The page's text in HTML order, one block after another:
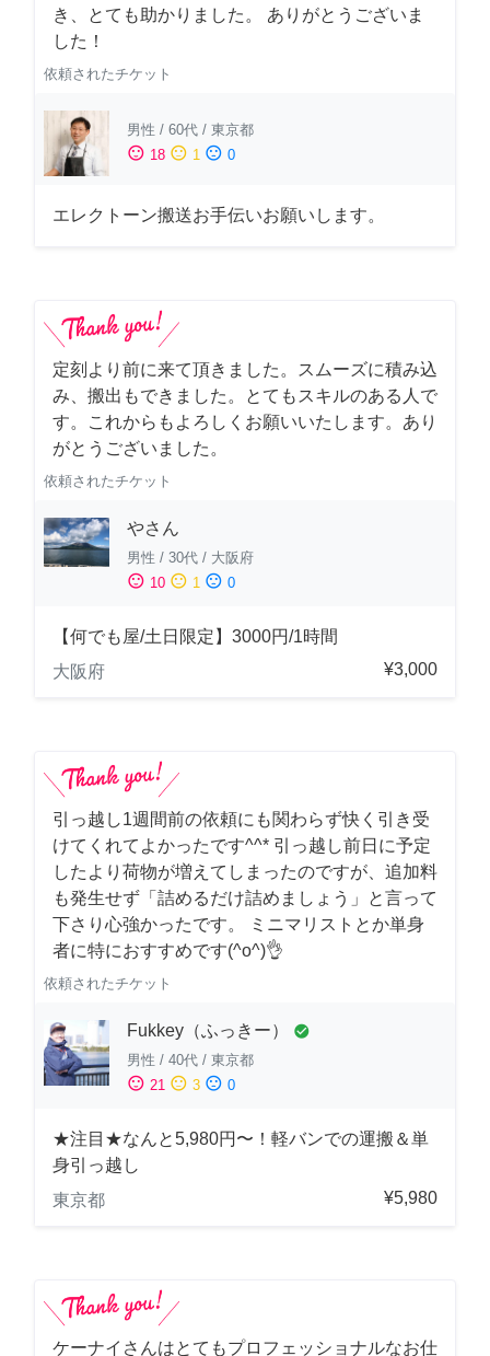
き、とても助かりました。 ありがとうございま
した！
依頼されたチケット
男性 / 60代 / 東京都
sentiment_satisfied 18 sentiment_neutral 1 sentiment_dissatisfied 0
エレクトーン搬送お手伝いお願いします。
定刻より前に来て頂きました。スムーズに積み込
み、搬出もできました。とてもスキルのある人で
す。これからもよろしくお願いいたします。あり
がとうございました。
依頼されたチケット
やさん
男性 / 30代 / 大阪府
sentiment_satisfied 10 sentiment_neutral 1 sentiment_dissatisfied 0
【何でも屋/土日限定】3000円/1時間
大阪府
¥3,000
引っ越し1週間前の依頼にも関わらず快く引き受
けてくれてよかったです^^* 引っ越し前日に予定
したより荷物が増えてしまったのですが、追加料
も発生せず「詰めるだけ詰めましょう」と言って
下さり心強かったです。 ミニマリストとか単身
者に特におすすめです(^o^)👌
依頼されたチケット
Fukkey（ふっきー） check_circle
男性 / 40代 / 東京都
sentiment_satisfied 21 sentiment_neutral 3 sentiment_dissatisfied 0
★注目★なんと5,980円〜！軽バンでの運搬＆単
身引っ越し
東京都
¥5,980
ケーナイさんはとてもプロフェッショナルなお仕